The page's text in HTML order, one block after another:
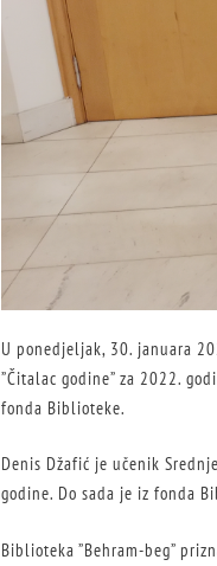
U ponedjeljak, 30. januara
”Čitalac godine” za 2022.
fonda Biblioteke.
Denis Džafić je učenik
godine. Do sada je iz fonda
Biblioteka ”Behram-beg”